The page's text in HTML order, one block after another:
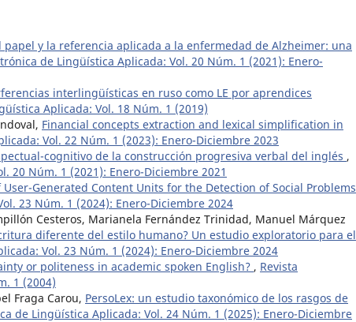
papel y la referencia aplicada a la enfermedad de Alzheimer: una
de Lingüística Aplicada: Vol. 20 Núm. 1 (2021): Enero-
interlingüísticas en ruso como LE por aprendices
Aplicada: Vol. 18 Núm. 1 (2019)
Financial concepts extraction and lexical simplification in
Vol. 22 Núm. 1 (2023): Enero-Diciembre 2023
cognitivo de la construcción progresiva verbal del inglés ,
20 Núm. 1 (2021): Enero-Diciembre 2021
Generated Content Units for the Detection of Social Problems
23 Núm. 1 (2024): Enero-Diciembre 2024
Cesteros, Marianela Fernández Trinidad, Manuel Márquez
diferente del estilo humano? Un estudio exploratorio para el
Vol. 23 Núm. 1 (2024): Enero-Diciembre 2024
or politeness in academic spoken English? , Revista
1 (2004)
Fraga Carou, PersoLex: un estudio taxonómico de los rasgos de
de Lingüística Aplicada: Vol. 24 Núm. 1 (2025): Enero-Diciembre